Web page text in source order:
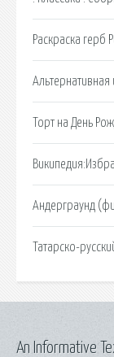
Раскраска герб
Торт на День
Андерграунд
Татарско-
An Informative